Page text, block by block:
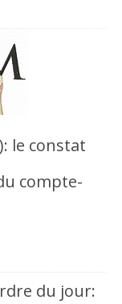
le constat
compte-
du jour: